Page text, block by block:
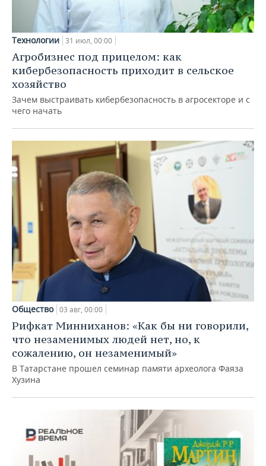
Технологии 31 июл, 00:00
Агробизнес под прицелом: как
кибербезопасность приходит в сельское
хозяйство
Зачем выстраивать кибербезопасность в агросекторе и с
чего начать
Общество 03 авг, 00:00
Рифкат Минниханов: «Как бы ни говорили,
что незаменимых людей нет, но, к
сожалению, он незаменимый»
В Татарстане прошел семинар памяти археолога Фаяза
Хузина